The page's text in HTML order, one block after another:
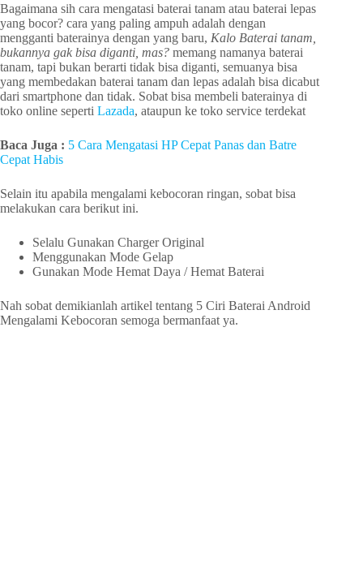
Bagaimana sih cara mengatasi baterai tanam atau baterai lepas
yang bocor? cara yang paling ampuh adalah dengan
mengganti baterainya dengan yang baru, Kalo Baterai tanam,
bukannya gak bisa diganti, mas? memang namanya baterai
tanam, tapi bukan berarti tidak bisa diganti, semuanya bisa
yang membedakan baterai tanam dan lepas adalah bisa dicabut
dari smartphone dan tidak. Sobat bisa membeli baterainya di
toko online seperti Lazada, ataupun ke toko service terdekat
Baca Juga : 5 Cara Mengatasi HP Cepat Panas dan Batre
Cepat Habis
Selain itu apabila mengalami kebocoran ringan, sobat bisa
melakukan cara berikut ini.
Selalu Gunakan Charger Original
Menggunakan Mode Gelap
Gunakan Mode Hemat Daya / Hemat Baterai
Nah sobat demikianlah artikel tentang 5 Ciri Baterai Android
Mengalami Kebocoran semoga bermanfaat ya.